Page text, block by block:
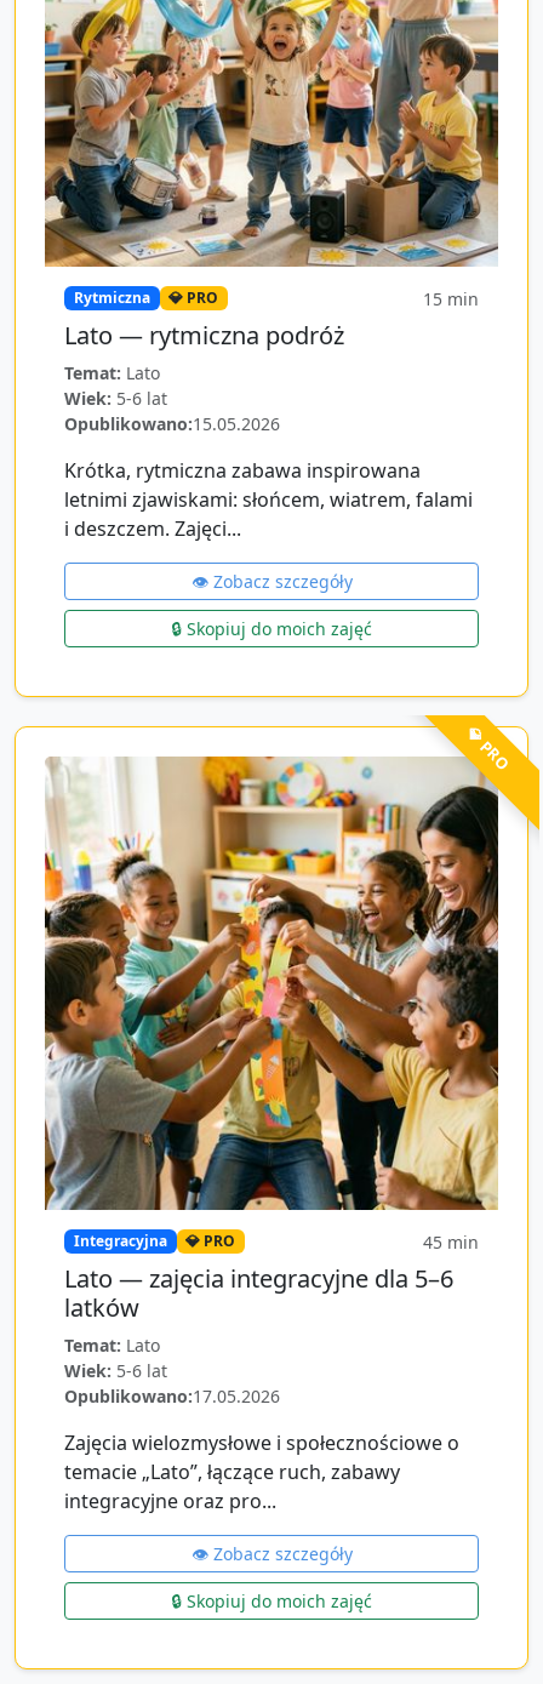
Rytmiczna 💎 PRO 15 min
Lato — rytmiczna podróż
Temat: Lato
Wiek: 5-6 lat
Opublikowano:15.05.2026
Krótka, rytmiczna zabawa inspirowana
letnimi zjawiskami: słońcem, wiatrem, falami
i deszczem. Zajęci...
👁️ Zobacz szczegóły
🔒 Skopiuj do moich zajęć
💎 PRO
Integracyjna 💎 PRO 45 min
Lato — zajęcia integracyjne dla 5–6
latków
Temat: Lato
Wiek: 5-6 lat
Opublikowano:17.05.2026
Zajęcia wielozmysłowe i społecznościowe o
temacie „Lato”, łączące ruch, zabawy
integracyjne oraz pro...
👁️ Zobacz szczegóły
🔒 Skopiuj do moich zajęć